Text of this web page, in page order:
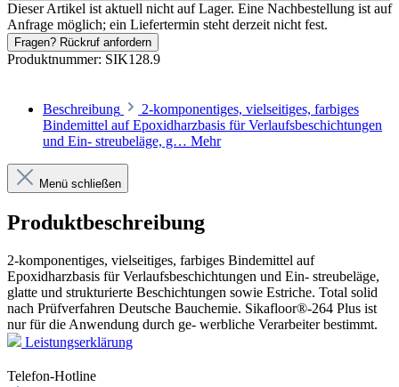
Dieser Artikel ist aktuell nicht auf Lager. Eine Nachbestellung ist auf
Anfrage möglich; ein Liefertermin steht derzeit nicht fest.
Fragen? Rückruf anfordern
Produktnummer: SIK128.9
Beschreibung
2-komponentiges, vielseitiges, farbiges
Bindemittel auf Epoxidharzbasis für Verlaufsbeschichtungen
und Ein- streubeläge, g… Mehr
Menü schließen
Produktbeschreibung
2-komponentiges, vielseitiges, farbiges Bindemittel auf
Epoxidharzbasis für Verlaufsbeschichtungen und Ein- streubeläge,
glatte und strukturierte Beschichtungen sowie Estriche. Total solid
nach Prüfverfahren Deutsche Bauchemie. Sikafloor®-264 Plus ist
nur für die Anwendung durch ge- werbliche Verarbeiter bestimmt.
Leistungserklärung
Telefon-Hotline